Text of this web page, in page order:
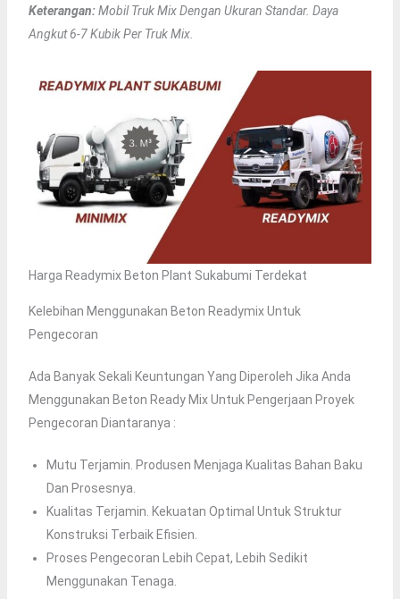
Keterangan:Mobil Truk Mix Dengan Ukuran Standar. Daya
Angkut 6-7 Kubik Per Truk Mix.
Harga Readymix Beton Plant Sukabumi Terdekat
Kelebihan Menggunakan Beton Readymix Untuk
Pengecoran
Ada Banyak Sekali Keuntungan Yang Diperoleh Jika Anda
Menggunakan Beton Ready Mix Untuk Pengerjaan Proyek
Pengecoran Diantaranya :
Mutu Terjamin. Produsen Menjaga Kualitas Bahan Baku
Dan Prosesnya.
Kualitas Terjamin. Kekuatan Optimal Untuk Struktur
Konstruksi Terbaik Efisien.
Proses Pengecoran Lebih Cepat, Lebih Sedikit
Menggunakan Tenaga.